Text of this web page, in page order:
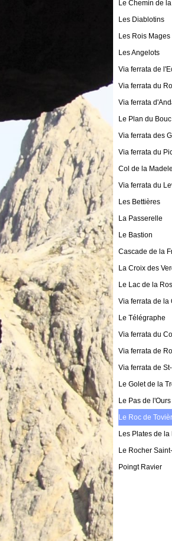
Le Chemin de
Les Diablotins
Les Rois Mages
Les Angelots
Via ferrata de
Via ferrata du
Via ferrata
Le Plan du Bouc
Via ferrata des
Via ferrata du
Col de la
Via ferrata du
Les Bettières
La Passerelle
Le Bastion
Cascade de la
La Croix des
Le Lac de la
Via ferrata de la
Le Télégraphe
Via ferrata du
Via ferrata de
Via ferrata de
Le Golet de la
Le Pas de l'Ours
Le Roc de
Les Plates de la
Le Rocher
Poingt Ravier